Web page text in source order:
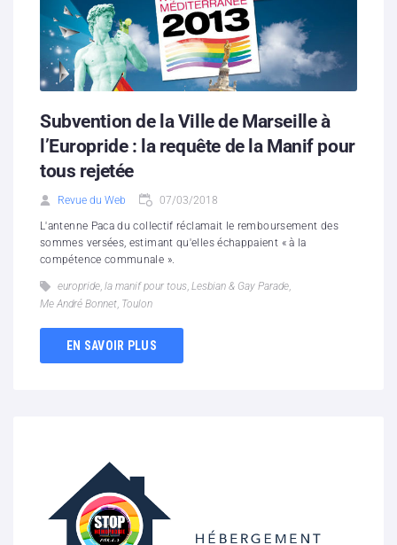
Contacts
Hébergement solidaire
Subvention de la Ville de Marseille à
l’Europride : la requête de la Manif pour
tous rejetée
Revue du Web 07/03/2018
L'antenne Paca du collectif réclamait le remboursement des
sommes versées, estimant qu'elles échappaient « à la
compétence communale ».
europride, la manif pour tous, Lesbian & Gay Parade,
Me André Bonnet, Toulon
EN SAVOIR PLUS